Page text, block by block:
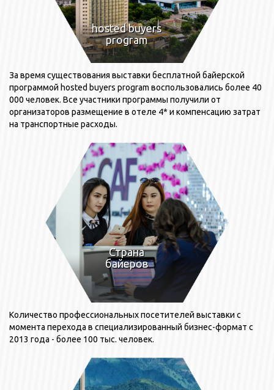
hosted buyers
program
За время существования выставки бесплатной байерской
программой hosted buyers program воспользовались более 40
000 человек. Все участники программы получили от
организаторов размещение в отеле 4* и компенсацию затрат
на транспортные расходы.
Страна
байеров
Количество профессиональных посетителей выставки с
момента перехода в специализированный бизнес-формат с
2013 года - более 100 тыс. человек.